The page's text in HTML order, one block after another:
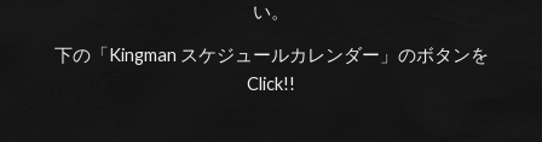
い。
下の「Kingman スケジュールカレンダー」のボタンを
Click!!